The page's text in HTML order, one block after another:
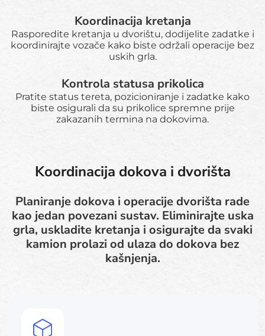
Koordinacija kretanja
Rasporedite kretanja u dvorištu, dodijelite zadatke i
koordinirajte vozače kako biste održali operacije bez
uskih grla.
Kontrola statusa prikolica
Pratite status tereta, pozicioniranje i zadatke kako
biste osigurali da su prikolice spremne prije
zakazanih termina na dokovima.
Koordinacija dokova i dvorišta
Planiranje dokova i operacije dvorišta rade
kao jedan povezani sustav. Eliminirajte uska
grla, uskladite kretanja i osigurajte da svaki
kamion prolazi od ulaza do dokova bez
kašnjenja.